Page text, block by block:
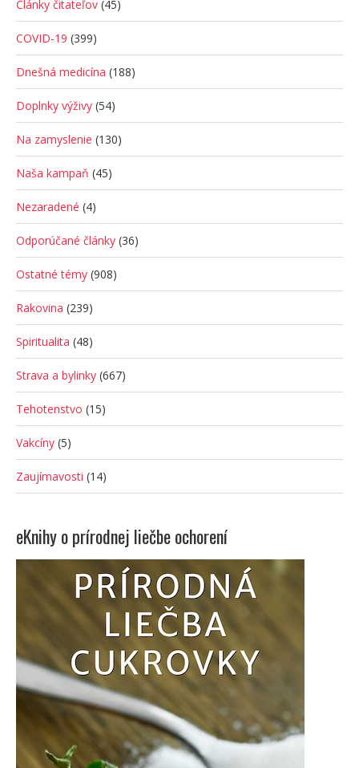
Články čitateľov (45)
COVID-19 (399)
Dnešná medicína (188)
Doplnky výživy (54)
Na zamyslenie (130)
Naša kampaň (45)
Nezaradené (4)
Odporúčané články (36)
Ostatné témy (908)
Rakovina (239)
Spiritualita (48)
Strava a bylinky (667)
Tehotenstvo (15)
Vakcíny (5)
Zaujímavosti (14)
eKnihy o prírodnej liečbe ochorení